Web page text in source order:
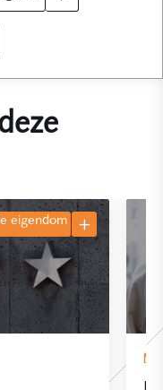
eigendom